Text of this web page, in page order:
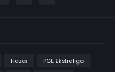
Hazai
PGE Ekstraliga